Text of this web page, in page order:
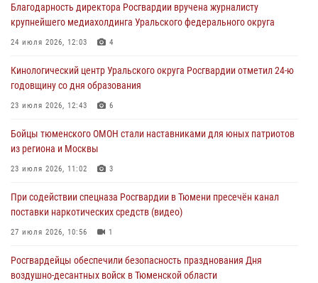
виновника ДТП
05 августа 2026, 05:15
труженицу тыла из Тюмени
04 августа 2026, 11:07
условиях в Тюменской области (видео)
04 августа 2026, 06:28
Благодарность директора Росгвардии вручена журналисту
крупнейшего медиахолдинга Уральского федерального округа
24 июля 2026, 12:03 4
Кинологический центр Уральского округа Росгвардии отметил 24-ю
годовщину со дня образования
23 июля 2026, 12:43 6
Бойцы тюменского ОМОН стали наставниками для юных патриотов
из региона и Москвы
23 июля 2026, 11:02 3
При содействии спецназа Росгвардии в Тюмени пресечён канал
поставки наркотических средств (видео)
27 июля 2026, 10:56 1
Росгвардейцы обеспечили безопасность празднования Дня
воздушно-десантных войск в Тюменской области